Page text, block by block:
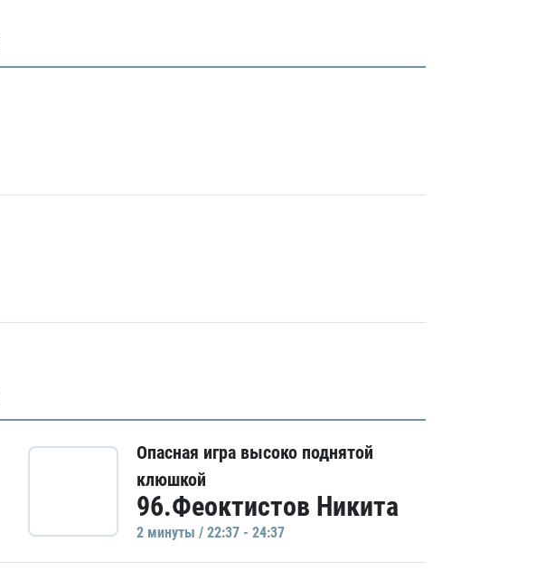
Опасная игра высоко поднятой
клюшкой
96.Феоктистов Никита
2 минуты / 22:37 - 24:37